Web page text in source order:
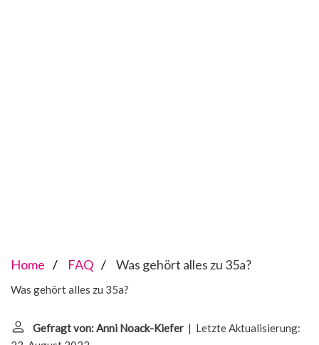
Home FAQ Was gehört alles zu 35a?
Was gehört alles zu 35a?
Gefragt von: Anni Noack-Kiefer | Letzte Aktualisierung: